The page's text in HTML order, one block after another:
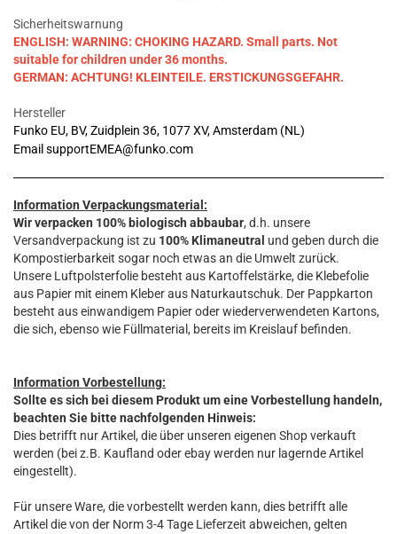
Sicherheitswarnung
ENGLISH: WARNING: CHOKING HAZARD. Small parts. Not
suitable for children under 36 months.
GERMAN: ACHTUNG! KLEINTEILE. ERSTICKUNGSGEFAHR.
Hersteller
Funko EU, BV, Zuidplein 36, 1077 XV, Amsterdam (NL)
Email supportEMEA@funko.com
Information Verpackungsmaterial:
Wir verpacken 100% biologisch abbaubar, d.h. unsere
Versandverpackung ist zu 100% Klimaneutral und geben durch die
Kompostierbarkeit sogar noch etwas an die Umwelt zurück.
Unsere Luftpolsterfolie besteht aus Kartoffelstärke, die Klebefolie
aus Papier mit einem Kleber aus Naturkautschuk. Der Pappkarton
besteht aus einwandigem Papier oder wiederverwendeten Kartons,
die sich, ebenso wie Füllmaterial, bereits im Kreislauf befinden.
Information Vorbestellung:
Sollte es sich bei diesem Produkt um eine Vorbestellung handeln,
beachten Sie bitte nachfolgenden Hinweis:
Dies betrifft nur Artikel, die über unseren eigenen Shop verkauft
werden (bei z.B. Kaufland oder ebay werden nur lagernde Artikel
eingestellt).
Für unsere Ware, die vorbestellt werden kann, dies betrifft alle
Artikel die von der Norm 3-4 Tage Lieferzeit abweichen, gelten